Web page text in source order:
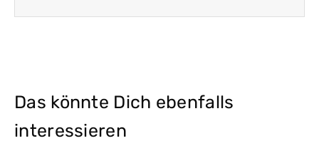
Das könnte Dich ebenfalls
interessieren